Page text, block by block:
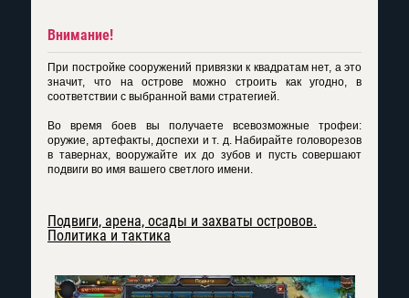
Внимание!
При постройке сооружений привязки к квадратам нет, а это
значит, что на острове можно строить как угодно, в
соответствии с выбранной вами стратегией.
Во время боев вы получаете всевозможные трофеи:
оружие, артефакты, доспехи и т. д. Набирайте головорезов
в тавернах, вооружайте их до зубов и пусть совершают
подвиги во имя вашего светлого имени.
Подвиги, арена, осады и захваты островов.
Политика и тактика